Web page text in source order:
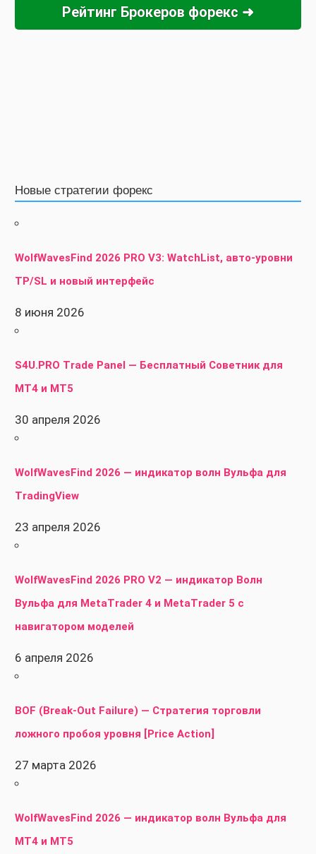
Рейтинг Брокеров форекс ➜
Новые стратегии форекс
WolfWavesFind 2026 PRO V3: WatchList, авто-уровни
TP/SL и новый интерфейс
8 июня 2026
S4U.PRO Trade Panel — Бесплатный Советник для
MT4 и MT5
30 апреля 2026
WolfWavesFind 2026 — индикатор волн Вульфа для
TradingView
23 апреля 2026
WolfWavesFind 2026 PRO V2 — индикатор Волн
Вульфа для MetaTrader 4 и MetaTrader 5 с
навигатором моделей
6 апреля 2026
BOF (Break-Out Failure) — Стратегия торговли
ложного пробоя уровня [Price Action]
27 марта 2026
WolfWavesFind 2026 — индикатор волн Вульфа для
MT4 и MT5